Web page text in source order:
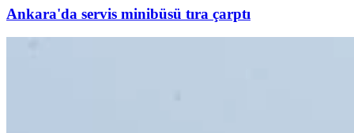
Ankara'da servis minibüsü tıra çarptı